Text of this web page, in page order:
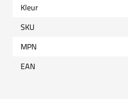
Kleur
SKU
MPN
EAN